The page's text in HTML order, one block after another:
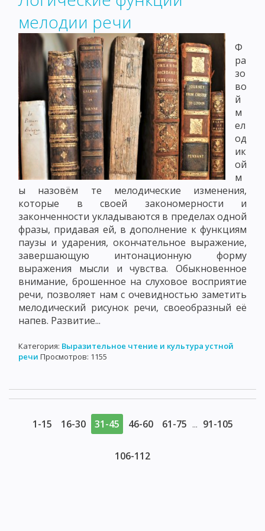
мелодии речи
Ф
ра
зо
во
й
м
ел
од
ик
ой
м
ы назовём те мелодические изменения,
которые в своей закономерности и
законченности укладываются в пределах одной
фразы, придавая ей, в дополнение к функциям
паузы и ударения, окончательное выражение,
завершающую интонационную форму
выражения мысли и чувства. Обыкновенное
внимание, брошенное на слуховое восприятие
речи, позволяет нам с очевидностью заметить
мелодический рисунок речи, своеобразный её
напев. Развитие...
Категория: Выразительное чтение и культура устной
речи Просмотров: 1155
1-15 16-30 31-45 46-60 61-75 ... 91-105
106-112